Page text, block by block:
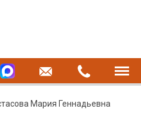
Мария Геннадьевна